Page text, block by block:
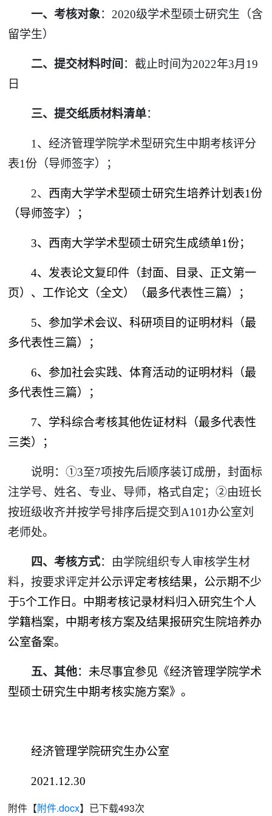
一、考核对象： 2020级学术型硕士研究生（含
留学生）
二、提交材料时间 ：截止时间为2022年3月 19
日
三、提交纸质材料清单：
1 、经济管理学院学术型研究生中期考核评分
表1份（导师签字）；
2、 西南大学学术型硕士研究生培养计划表1份
（导师签字）；
3、西南大学学术型硕士研究生成绩单1份；
4、发表论文复印件（封面、目录、正文第一
页）、工作论文（全文）（最多代表性三篇）；
5、参加学术会议、科研项目的证明材料（最
多代表性三篇）；
6、参加社会实践、体育活动的证明材料（最
多代表性三篇）；
7、学科综合考核其他佐证材料（最多代表性
三类）；
说明：①3至7项按先后顺序装订成册，封面标
注学号、姓名、专业、导师，格式自定；②由班长
按班级收齐并按学号排序后提交到 A101 办公室刘
老师处。
四、考核方式：由学院组织专人审核学生材
料，按要求评定并公示评定考核结果，公示期不少
于5个工作日。中期考核记录材料归入研究生个人
学籍档案，中期考核方案及结果报研究生院培养办
公室备案。
五、其他： 未尽事宜参见《经济管理学院学术
型硕士研究生中期考核实施方案》。
经济管理学院研究生办公室
2021.12.30
附件【附件.docx】已下载493次